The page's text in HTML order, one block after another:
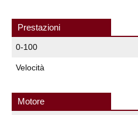
Prestazioni
0-100
Velocità
Motore